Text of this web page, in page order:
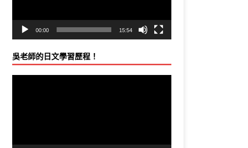
00:00 15:54
吳老師的日文學習歷程！